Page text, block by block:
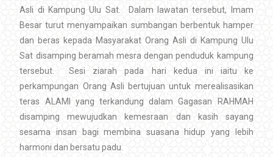
Asli di Kampung Ulu Sat. Dalam lawatan tersebut, Imam
Besar turut menyampaikan sumbangan berbentuk hamper
dan beras kepada Masyarakat Orang Asli di Kampung Ulu
Sat disamping beramah mesra dengan penduduk kampung
tersebut. Sesi ziarah pada hari kedua ini iaitu ke
perkampungan Orang Asli bertujuan untuk merealisasikan
teras ALAMI yang terkandung dalam Gagasan RAHMAH
disamping mewujudkan kemesraan dan kasih sayang
sesama insan bagi membina suasana hidup yang lebih
harmoni dan bersatu padu.